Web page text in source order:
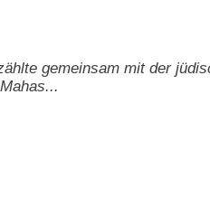
gemeinsam mit der